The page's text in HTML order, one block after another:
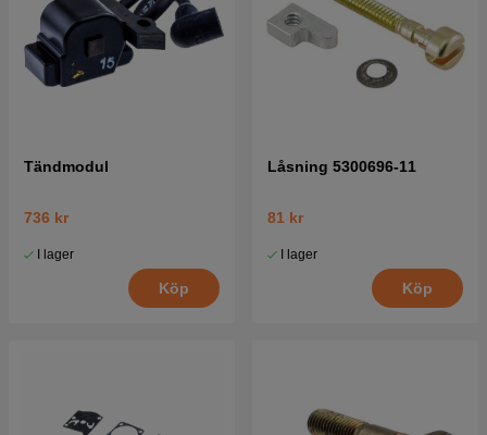
Tändmodul
736 kr
I lager
Köp
Låsning 5300696-11
81 kr
I lager
Köp